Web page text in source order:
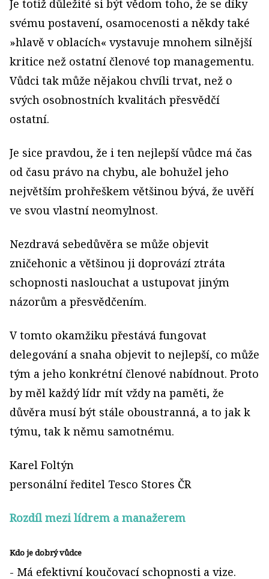
Je totiž důležité si být vědom toho, že se díky
svému postavení, osamocenosti a někdy také
»hlavě v oblacích« vystavuje mnohem silnější
kritice než ostatní členové top managementu.
Vůdci tak může nějakou chvíli trvat, než o
svých osobnostních kvalitách přesvědčí
ostatní.
Je sice pravdou, že i ten nejlepší vůdce má čas
od času právo na chybu, ale bohužel jeho
největším prohřeškem většinou bývá, že uvěří
ve svou vlastní neomylnost.
Nezdravá sebedůvěra se může objevit
zničehonic a většinou ji doprovází ztráta
schopnosti naslouchat a ustupovat jiným
názorům a přesvědčením.
V tomto okamžiku přestává fungovat
delegování a snaha objevit to nejlepší, co může
tým a jeho konkrétní členové nabídnout. Proto
by měl každý lídr mít vždy na paměti, že
důvěra musí být stále oboustranná, a to jak k
týmu, tak k němu samotnému.
Karel Foltýn
personální ředitel Tesco Stores ČR
Rozdíl mezi lídrem a manažerem
Kdo je dobrý vůdce
- Má efektivní koučovací schopnosti a vize.